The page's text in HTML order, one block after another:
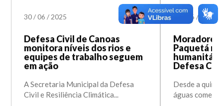
30 /06 /2025
Defesa Civil de Canoas
monitora níveis dos rios e
equipes de trabalho seguem
em ação
A Secretaria Municipal da Defesa
Civil e Resiliência Climática...
06 / 2025
Moradores
Paquetá
Defesa
Desde a
águas